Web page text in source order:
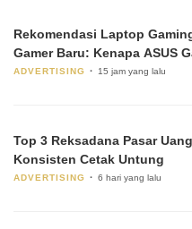
Rekomendasi Laptop
Gamer Baru: Kenapa ASUS
ADVERTISING 15 jam yang lalu
Top 3 Reksadana Pasar
Konsisten Cetak Untung
ADVERTISING 6 hari yang lalu